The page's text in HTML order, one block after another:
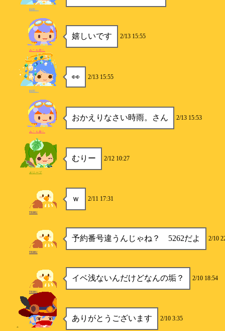
時雨。
嬉しいです 2/13 15:55
みこち推し
👀 2/13 15:55
時雨。
おかえりなさい時雨。さん 2/13 15:53
みこち推し
むりー 2/12 10:27
オリーブ
ｗ 2/11 17:31
TERU
予約番号違うんじゃね？ 5262だよ 2/10
TERU
イベ浅ないんだけどなんの垢？ 2/10 18:54
TERU
ありがとうございます 2/10 3:35